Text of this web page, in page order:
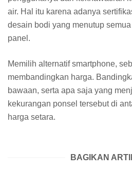
air. Hal itu karena adanya
desain bodi yang menutup
panel.
Memilih alternatif smartphone,
membandingkan harga.
bawaan, serta apa saja yang
kekurangan ponsel tersebut di
harga setara.
BAGIKAN